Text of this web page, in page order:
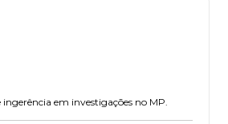
em investigações no MP.